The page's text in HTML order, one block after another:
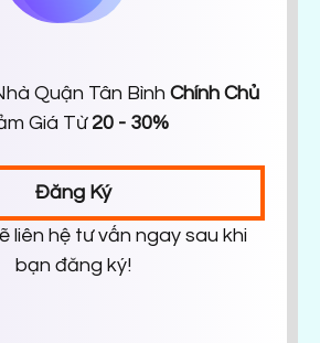
Quận Tân Bình Chính Chủ
Giá Từ 20 - 30%
Đăng Ký
liên hệ tư vấn ngay sau khi
bạn đăng ký!